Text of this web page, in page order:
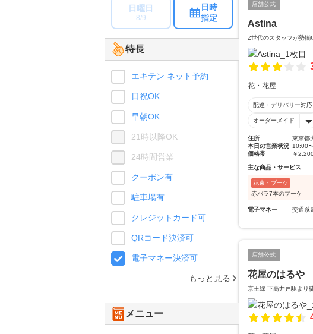
店舗公式
Astina
Z世代のスタッフが勢揃
花・花屋
配達・デリバリー対応
オーダーメイド
住所
東京都
本日の営業状況 10:00
価格帯
￥
主な商品・サービス
花束・ブーケ
赤バラ7本のブーケ
電子マネー 交通系
店舗公式
花屋のはるや
京王線 下高井戸駅より
日曜日
8/9
日時
指定
特長
エキテン ネット予約
日祝OK
早朝OK
21時以降OK
24時間営業
クーポン有
駐車場有
クレジットカード可
QRコード決済可
電子マネー決済可
もっと見る
メニュー